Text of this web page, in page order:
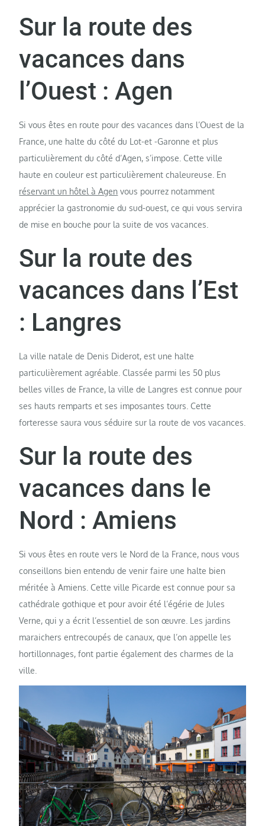
Sur la route des
vacances dans
l’Ouest : Agen
Si vous êtes en route pour des vacances dans l’Ouest de la
France, une halte du côté du Lot-et -Garonne et plus
particulièrement du côté d’Agen, s’impose. Cette ville
haute en couleur est particulièrement chaleureuse. En
réservant un hôtel à Agen vous pourrez notamment
apprécier la gastronomie du sud-ouest, ce qui vous servira
de mise en bouche pour la suite de vos vacances.
Sur la route des
vacances dans l’Est
: Langres
La ville natale de Denis Diderot, est une halte
particulièrement agréable. Classée parmi les 50 plus
belles villes de France, la ville de Langres est connue pour
ses hauts remparts et ses imposantes tours. Cette
forteresse saura vous séduire sur la route de vos vacances.
Sur la route des
vacances dans le
Nord : Amiens
Si vous êtes en route vers le Nord de la France, nous vous
conseillons bien entendu de venir faire une halte bien
méritée à Amiens. Cette ville Picarde est connue pour sa
cathédrale gothique et pour avoir été l’égérie de Jules
Verne, qui y a écrit l’essentiel de son œuvre. Les jardins
maraichers entrecoupés de canaux, que l’on appelle les
hortillonnages, font partie également des charmes de la
ville.